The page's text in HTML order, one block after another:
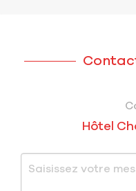
Hôtel